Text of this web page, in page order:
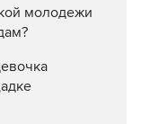
молодежи